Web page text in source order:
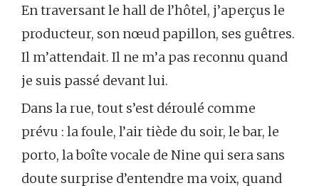
En traversant le hall de l’hôtel, j’aperçus le
producteur, son nœud papillon, ses guêtres.
Il m’attendait. Il ne m’a pas reconnu quand
je suis passé devant lui.
Dans la rue, tout s’est déroulé comme
prévu : la foule, l’air tiède du soir, le bar, le
porto, la boîte vocale de Nine qui sera sans
doute surprise d’entendre ma voix, quand